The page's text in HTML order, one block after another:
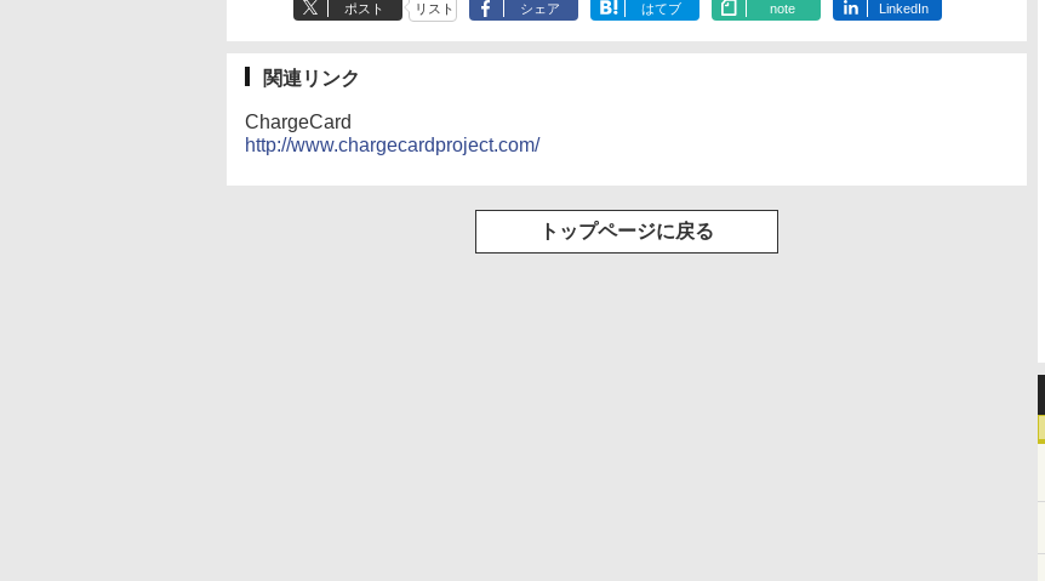
ポスト リスト シェア はてブ note LinkedIn
関連リンク
ChargeCard
http://www.chargecardproject.com/
トップページに戻る